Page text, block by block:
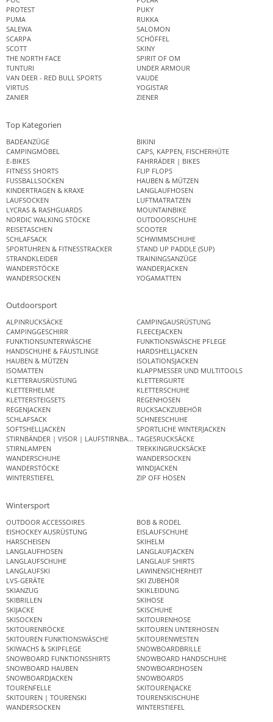
PROTEST
PUKY
PUMA
RUKKA
SALEWA
SALOMON
SCARPA
SCHÖFFEL
SCOTT
SKINY
THE NORTH FACE
SPIRIT OF OM
TUNTURI
UNDER ARMOUR
VAN DEER - RED BULL SPORTS
VAUDE
VIRTUS
YOGISTAR
ZANIER
ZIENER
Top Kategorien
BADEANZÜGE
BIKINI
CAMPINGMÖBEL
CAPS, KAPPEN, FISCHERHÜTE
E-BIKES
FAHRRÄDER | BIKES
FITNESS SHORTS
FLIP FLOPS
FUSSBALLSOCKEN
HAUBEN & MÜTZEN
KINDERTRAGEN & KRAXE
LANGLAUFHOSEN
LAUFSOCKEN
LUFTMATRATZEN
LYCRAS & RASHGUARDS
MOUNTAINBIKE
NORDIC WALKING STÖCKE
OUTDOORSCHUHE
REISETASCHEN
SCOOTER
SCHLAFSACK
SCHWIMMSCHUHE
SPORTUHREN & FITNESSTRACKER
STAND UP PADDLE (SUP)
STRANDKLEIDER
TRAININGSANZÜGE
WANDERSTÖCKE
WANDERJACKEN
WANDERSOCKEN
YOGAMATTEN
Outdoorsport
ALPINRUCKSÄCKE
CAMPINGAUSRÜSTUNG
CAMPINGGESCHIRR
FLEECEJACKEN
FUNKTIONSUNTERWÄSCHE
FUNKTIONSWÄSCHE PFLEGE
HANDSCHUHE & FÄUSTLINGE
HARDSHELLJACKEN
HAUBEN & MÜTZEN
ISOLATIONSJACKEN
ISOMATTEN
KLAPPMESSER UND MULTITOOLS
KLETTERAUSRÜSTUNG
KLETTERGURTE
KLETTERHELME
KLETTERSCHUHE
KLETTERSTEIGSETS
REGENHOSEN
REGENJACKEN
RUCKSACKZUBEHÖR
SCHLAFSACK
SCHNEESCHUHE
SOFTSHELLJACKEN
SPORTLICHE WINTERJACKEN
STIRNBÄNDER | VISOR | LAUFSTIRNBANDTAGESRUCKSÄCKE
STIRNLAMPEN
TREKKINGRUCKSÄCKE
WANDERSCHUHE
WANDERSOCKEN
WANDERSTÖCKE
WINDJACKEN
WINTERSTIEFEL
ZIP OFF HOSEN
Wintersport
OUTDOOR ACCESSOIRES
BOB & RODEL
EISHOCKEY AUSRÜSTUNG
EISLAUFSCHUHE
HARSCHEISEN
SKIHELM
LANGLAUFHOSEN
LANGLAUFJACKEN
LANGLAUFSCHUHE
LANGLAUF SHIRTS
LANGLAUFSKI
LAWINENSICHERHEIT
LVS-GERÄTE
SKI ZUBEHÖR
SKIANZUG
SKIKLEIDUNG
SKIBRILLEN
SKIHOSE
SKIJACKE
SKISCHUHE
SKISOCKEN
SKITOURENHOSE
SKITOURENRÖCKE
SKITOUREN UNTERHOSEN
SKITOUREN FUNKTIONSWÄSCHE
SKITOURENWESTEN
SKIWACHS & SKIPFLEGE
SNOWBOARDBRILLE
SNOWBOARD FUNKTIONSSHIRTS
SNOWBOARD HANDSCHUHE
SNOWBOARD HAUBEN
SNOWBOARDHOSEN
SNOWBOARDJACKEN
SNOWBOARDS
TOURENFELLE
SKITOURENJACKE
SKITOUREN | TOURENSKI
TOURENSKISCHUHE
WANDERSOCKEN
WINTERSTIEFEL